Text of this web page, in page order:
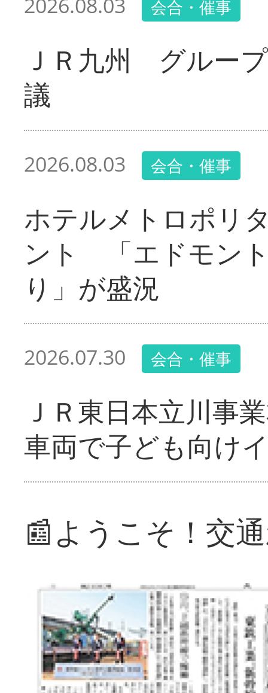
会合・催事
ＪＲ九州 グルー
議
2026.08.03 会合・催事
ホテルメトロポリ
ント 「エドモン
り」が盛況
2026.07.30 会合・催事
ＪＲ東日本立川事
車両で子ども向け
📰ようこそ！交